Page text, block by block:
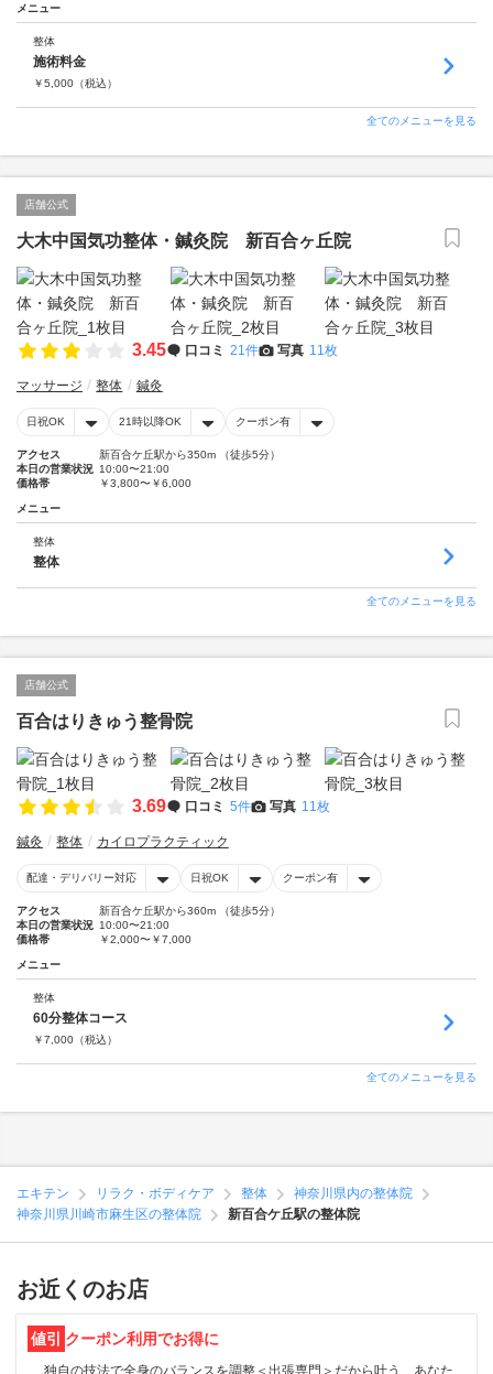
メニュー
整体
施術料金
￥5,000 （税込）
全てのメニューを見る
店舗公式
大木中国気功整体・鍼灸院 新百合ヶ丘院
3.45 口コミ 21件 写真 11枚
マッサージ 整体 鍼灸
日祝OK 21時以降OK クーポン有
アクセス
新百合ケ丘駅から350m （徒歩5分）
本日の営業状況 10:00〜21:00
価格帯
￥3,800〜￥6,000
メニュー
整体
整体
全てのメニューを見る
店舗公式
百合はりきゅう整骨院
3.69 口コミ 5件 写真 11枚
鍼灸 整体 カイロプラクティック
配達・デリバリー対応 日祝OK クーポン有
アクセス
新百合ケ丘駅から360m （徒歩5分）
本日の営業状況 10:00〜21:00
価格帯
￥2,000〜￥7,000
メニュー
整体
60分整体コース
￥7,000 （税込）
全てのメニューを見る
エキテン リラク・ボディケア 整体
神奈川県内の整体院
神奈川県川崎市麻生区の整体院
新百合ケ丘駅の整体院
お近くのお店
値引 クーポン利用でお得に
独自の技法で全身のバランスを調整＜出張専門＞だから叶う、あなた